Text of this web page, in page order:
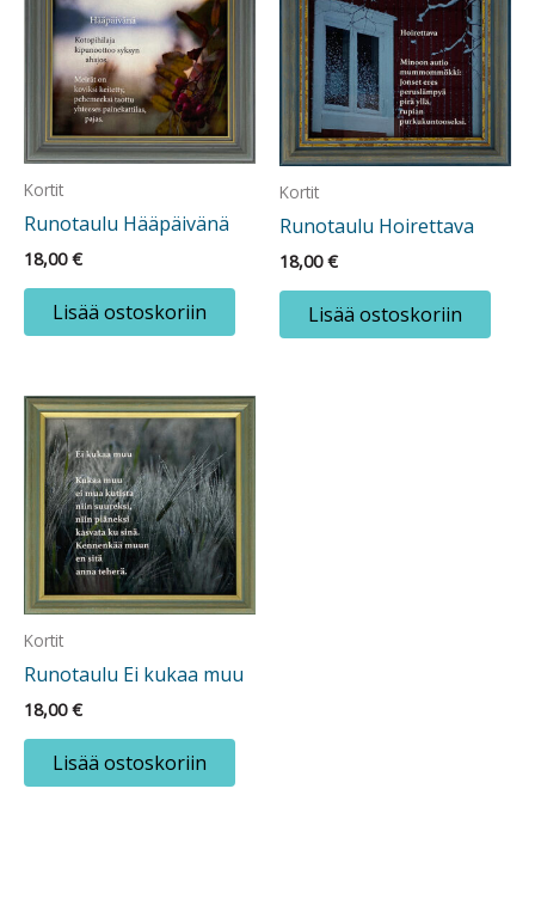
Kortit
Runotaulu Hääpäivänä
18,00€
Lisää ostoskoriin
Kortit
Runotaulu Hoirettava
18,00€
Lisää ostoskoriin
Kortit
Runotaulu Ei kukaa muu
18,00€
Lisää ostoskoriin